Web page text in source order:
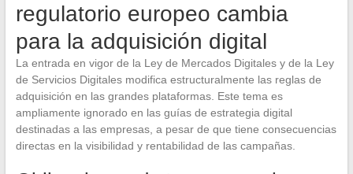
regulatorio europeo cambia
para la adquisición digital
La entrada en vigor de la Ley de Mercados Digitales y de la Ley
de Servicios Digitales modifica estructuralmente las reglas de
adquisición en las grandes plataformas. Este tema es
ampliamente ignorado en las guías de estrategia digital
destinadas a las empresas, a pesar de que tiene consecuencias
directas en la visibilidad y rentabilidad de las campañas.